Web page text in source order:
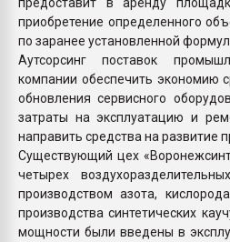
приобретение определенного
по заранее установленной
Аутсорсинг поставок
компании обеспечить экономию
обновления сервисного
затраты на эксплуатацию и
направить средства на развитие
Существующий цех
четырех
производством азота,
производства синтетических
мощности были введены в